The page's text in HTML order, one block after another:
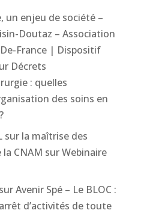
un enjeu de société –
Doutaz – Association
France | Dispositif
Décrets
: quelles
des soins en
sur la maîtrise des
CNAM surWebinaire
surAvenir Spé – Le BLOC :
d’activités de toute